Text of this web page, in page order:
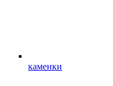
каменки